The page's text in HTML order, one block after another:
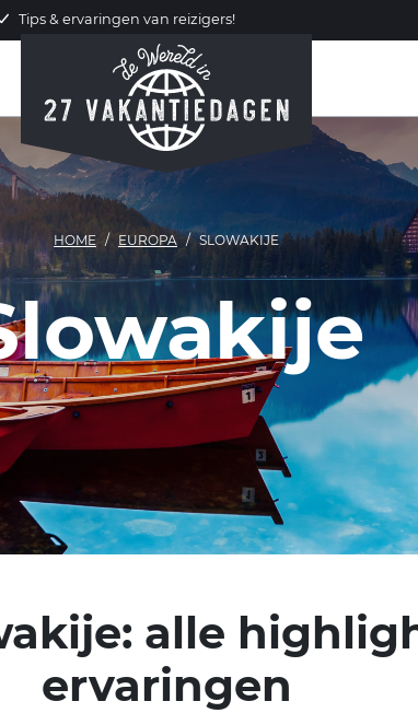
Tips & ervaringen van reizigers!
HOME EUROPA SLOWAKIJE
alle
ervaringen